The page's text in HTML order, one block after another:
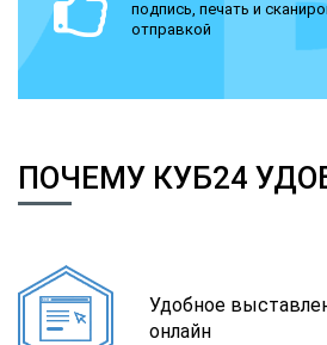
подпись, печать и
отправкой
ПОЧЕМУ КУБ24
Удобное
онлайн